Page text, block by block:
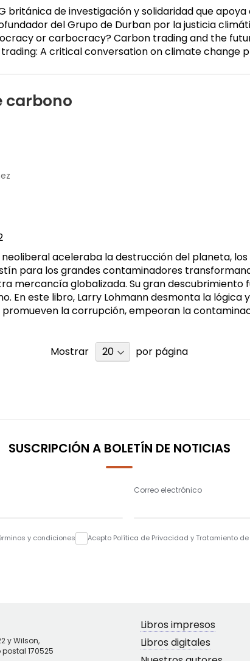
Masculino
británica de investigación y solidaridad que
del Grupo de Durban por la justicia
or carbocracy? Carbon trading and the
A critical conversation on climate change
carbono
aceleraba la destrucción del planeta,
para los grandes contaminadores
mercancía globalizada. Su gran descubrimiento
En este libro, Larry Lohmann desmonta la lógica
la corrupción, empeoran la
Mostrar por página
SUSCRIPCIÓN A BOLETÍN DE NOTICIAS
Correo electrónico
y condiciones Acepto Política de Privacidad y Tratamiento
y Wilson,
postal 170525
Libros impresos
Libros digitales